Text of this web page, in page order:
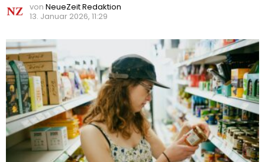
von NeueZeit Redaktion
13. Januar 2026, 11:29